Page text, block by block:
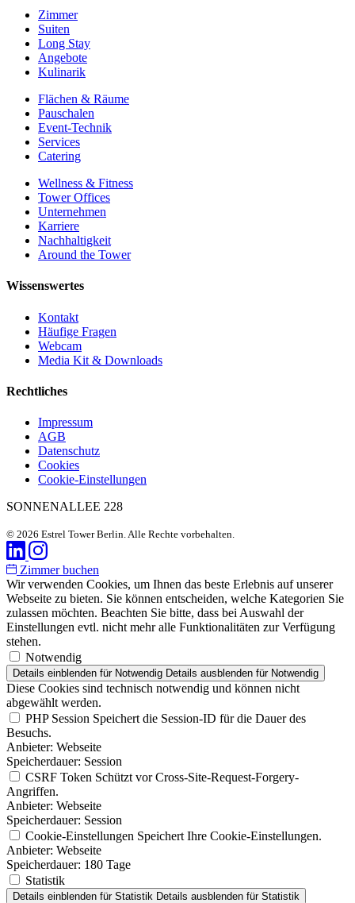
Zimmer
Suiten
Long Stay
Angebote
Kulinarik
Flächen & Räume
Pauschalen
Event-Technik
Services
Catering
Wellness & Fitness
Tower Offices
Unternehmen
Karriere
Nachhaltigkeit
Around the Tower
Wissenswertes
Kontakt
Häufige Fragen
Webcam
Media Kit & Downloads
Rechtliches
Impressum
AGB
Datenschutz
Cookies
Cookie-Einstellungen
SONNENALLEE 228
© 2026 Estrel Tower Berlin. Alle Rechte vorbehalten.
Zimmer buchen
Wir verwenden Cookies, um Ihnen das beste Erlebnis auf unserer
Webseite zu bieten. Sie können entscheiden, welche Kategorien Sie
zulassen möchten. Beachten Sie bitte, dass bei Auswahl der
Einstellungen evtl. nicht mehr alle Funktionalitäten zur Verfügung
stehen.
Notwendig
Details einblenden für Notwendig Details ausblenden für Notwendig
Diese Cookies sind technisch notwendig und können nicht
abgewählt werden.
PHP Session Speichert die Session-ID für die Dauer des
Besuchs.
Anbieter: Webseite
Speicherdauer: Session
CSRF Token Schützt vor Cross-Site-Request-Forgery-
Angriffen.
Anbieter: Webseite
Speicherdauer: Session
Cookie-Einstellungen Speichert Ihre Cookie-Einstellungen.
Anbieter: Webseite
Speicherdauer: 180 Tage
Statistik
Details einblenden für Statistik Details ausblenden für Statistik